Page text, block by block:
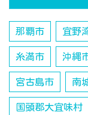
那覇市 宜野
糸満市 沖縄
宮古島市 南
国頭郡大宜味村